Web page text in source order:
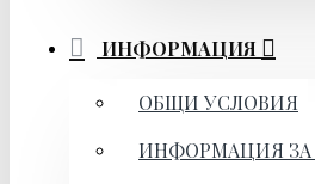
ИНФОРМАЦИЯ
ОБЩИ УСЛОВИЯ
ИНФОРМАЦИЯ ЗА